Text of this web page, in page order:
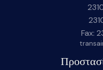
Fax: